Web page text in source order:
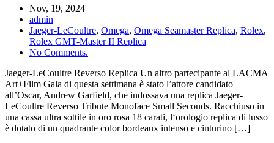
Nov, 19, 2024
admin
Jaeger-LeCoultre, Omega, Omega Seamaster Replica, Rolex,
Rolex GMT-Master II Replica
No Comments.
Jaeger-LeCoultre Reverso Replica Un altro partecipante al LACMA
Art+Film Gala di questa settimana è stato l’attore candidato
all’Oscar, Andrew Garfield, che indossava una replica Jaeger-
LeCoultre Reverso Tribute Monoface Small Seconds. Racchiuso in
una cassa ultra sottile in oro rosa 18 carati, l‘orologio replica di lusso
è dotato di un quadrante color bordeaux intenso e cinturino […]